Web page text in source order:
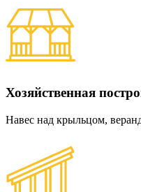
Хозяйственная
Навес над крыльцом,